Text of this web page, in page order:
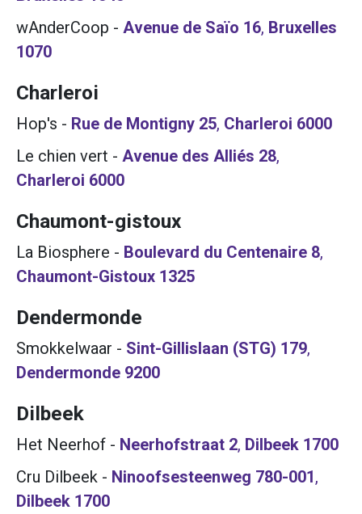
wAnderCoop - Avenue de Saïo 16, Bruxelles
1070
Charleroi
Hop's - Rue de Montigny 25, Charleroi 6000
Le chien vert - Avenue des Alliés 28,
Charleroi 6000
Chaumont-gistoux
La Biosphere - Boulevard du Centenaire 8,
Chaumont-Gistoux 1325
Dendermonde
Smokkelwaar - Sint-Gillislaan (STG) 179,
Dendermonde 9200
Dilbeek
Het Neerhof - Neerhofstraat 2, Dilbeek 1700
Cru Dilbeek - Ninoofsesteenweg 780-001,
Dilbeek 1700